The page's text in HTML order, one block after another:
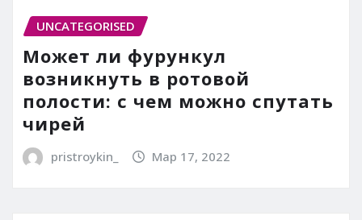
UNCATEGORISED
Может ли фурункул
возникнуть в ротовой
полости: с чем можно спутать
чирей
pristroykin_ Мар 17, 2022